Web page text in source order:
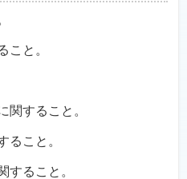
こと。
関すること。
ること。
すること。